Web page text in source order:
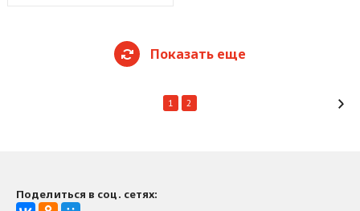
Показать еще
1 2
Поделиться в соц. сетях: